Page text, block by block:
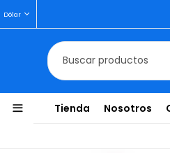
Dólar
Tienda Nosotros